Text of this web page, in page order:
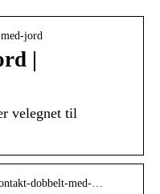
jord
|
velegnet til
dobbelt-med-…